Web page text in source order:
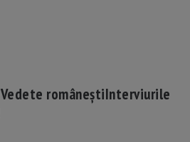
Vedete româneștiInterviurile